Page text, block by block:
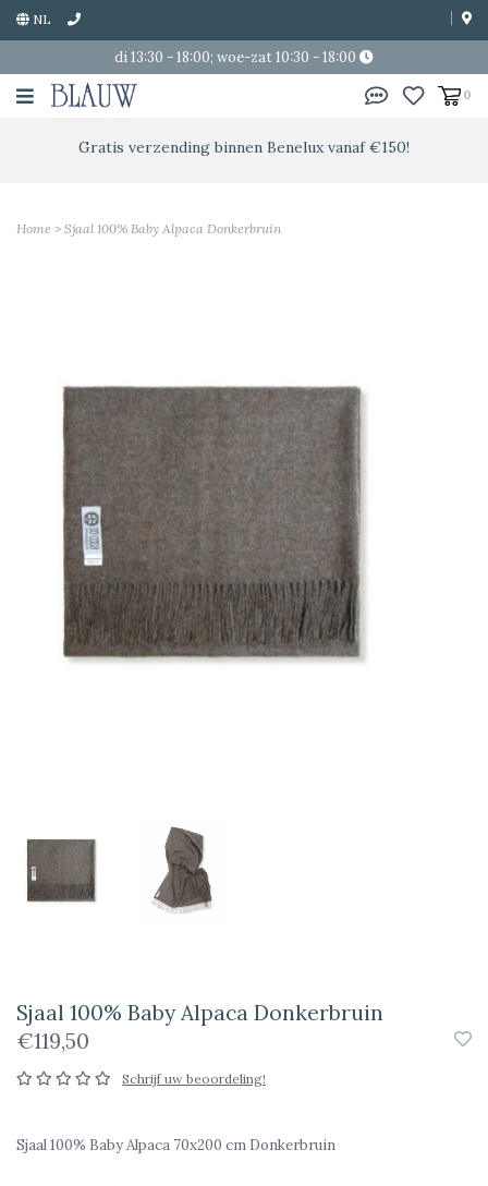
NL
di 13:30 - 18:00; woe-zat 10:30 - 18:00
0
Gratis verzending binnen Benelux vanaf €150!
Home > Sjaal 100% Baby Alpaca Donkerbruin
Sjaal 100% Baby Alpaca Donkerbruin
€119,50
Schrijf uw beoordeling!
Sjaal 100% Baby Alpaca 70x200 cm Donkerbruin